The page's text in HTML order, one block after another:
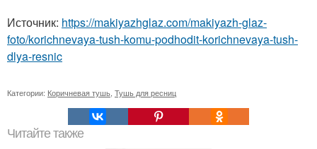
Источник: https://makiyazhglaz.com/makiyazh-glaz-
foto/korichnevaya-tush-komu-podhodit-korichnevaya-tush-
dlya-resnic
Категории: Коричневая тушь Тушь для ресниц
Читайте также